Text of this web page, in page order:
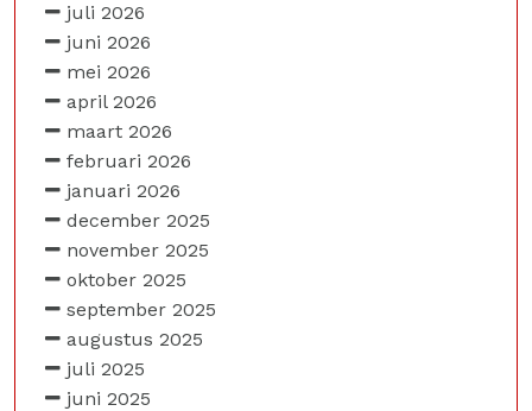
juli 2026
juni 2026
mei 2026
april 2026
maart 2026
februari 2026
januari 2026
december 2025
november 2025
oktober 2025
september 2025
augustus 2025
juli 2025
juni 2025